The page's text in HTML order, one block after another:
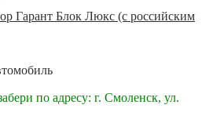
Гарант Блок Люкс (с российским
по адресу: г. Смоленск, ул.